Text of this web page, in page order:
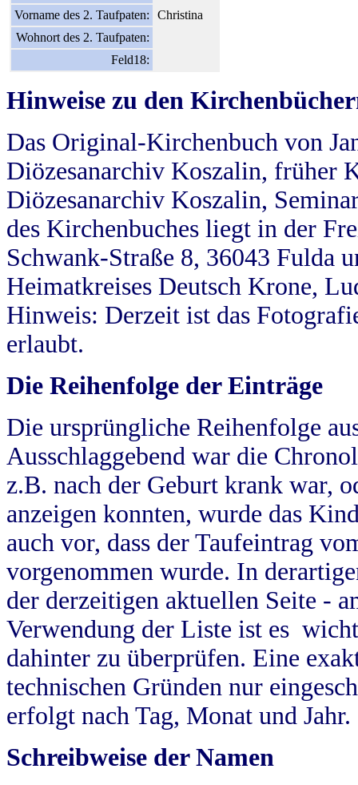
Vorname des 2. Taufpaten:
Christina
Wohnort des 2. Taufpaten:
Feld18:
Hinweise zu den
Das Original-Kirchenbuch von
Diözesanarchiv Koszalin, früher
Diözesanarchiv Koszalin,
des Kirchenbuches liegt in der
Schwank-Straße 8, 36043 Fulda
Heimatkreises Deutsch Krone,
Hinweis: Derzeit ist das
erlaubt.
Die Reihenfolge der Einträge
Die ursprüngliche Reihenfolge
Ausschlaggebend war die
z.B. nach der Geburt krank war,
anzeigen konnten, wurde das
auch vor, dass der Taufeintrag
vorgenommen wurde. In
der derzeitigen aktuellen Seite -
Verwendung der Liste ist es
dahinter zu überprüfen. Eine
technischen Gründen nur
erfolgt nach Tag, Monat und Jahr.
Schreibweise der Namen